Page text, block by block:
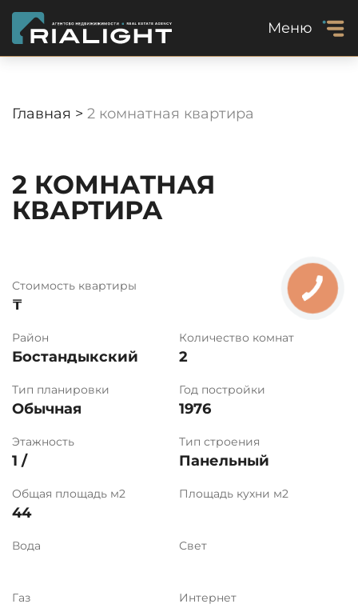
Меню
Главная > 2 комнатная квартира
2 КОМНАТНАЯ
КВАРТИРА
Стоимость квартиры
₸
Район
Бостандыкский
Количество комнат
2
Тип планировки
Обычная
Год постройки
1976
Этажность
1 /
Тип строения
Панельный
Общая площадь м2
44
Площадь кухни м2
Вода Свет
Газ Интернет